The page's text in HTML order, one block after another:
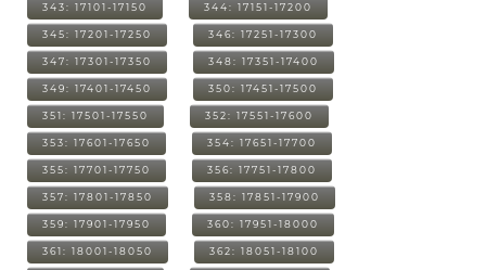
343: 17101-17150 344: 17151-17200
345: 17201-17250 346: 17251-17300
347: 17301-17350 348: 17351-17400
349: 17401-17450 350: 17451-17500
351: 17501-17550 352: 17551-17600
353: 17601-17650 354: 17651-17700
355: 17701-17750 356: 17751-17800
357: 17801-17850 358: 17851-17900
359: 17901-17950 360: 17951-18000
361: 18001-18050 362: 18051-18100